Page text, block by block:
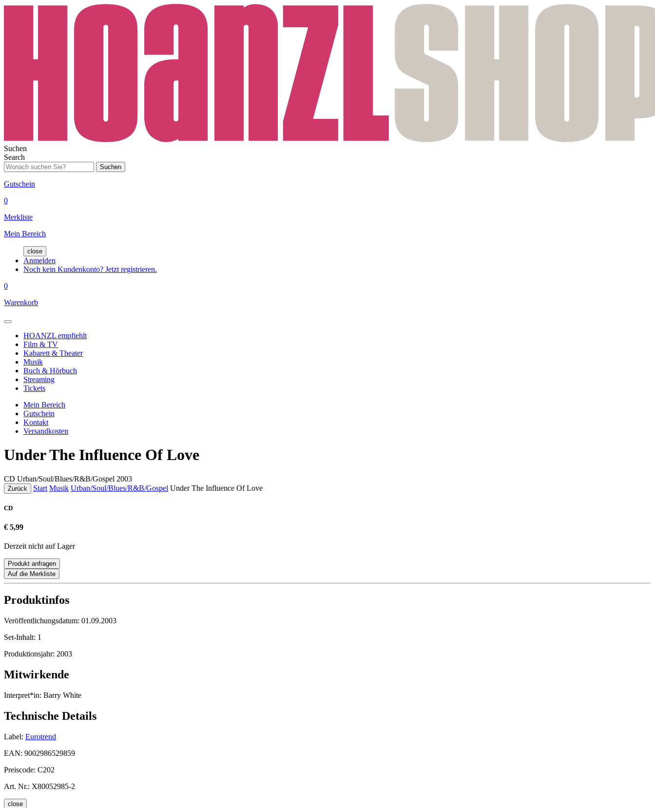
Suchen
Search
Suchen
Gutschein
0
Merkliste
Mein Bereich
close
Anmelden
Noch kein Kundenkonto? Jetzt registrieren.
0
Warenkorb
HOANZL empfiehlt
Film & TV
Kabarett & Theater
Musik
Buch & Hörbuch
Streaming
Tickets
Mein Bereich
Gutschein
Kontakt
Versandkosten
Under The Influence Of Love
CD Urban/Soul/Blues/R&B/Gospel 2003
Zurück Start Musik Urban/Soul/Blues/R&B/Gospel Under The Influence Of Love
CD
€ 5,99
Derzeit nicht auf Lager
Produkt anfragen
Auf die Merkliste
Produktinfos
Veröffentlichungsdatum: 01.09.2003
Set-Inhalt: 1
Produktionsjahr: 2003
Mitwirkende
Interpret*in: Barry White
Technische Details
Label: Eurotrend
EAN: 9002986529859
Preiscode: C202
Art. Nr.: X80052985-2
close